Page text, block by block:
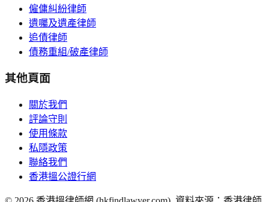
僱傭糾紛律師
遺囑及遺產律師
追債律師
債務重組/破產律師
其他頁面
關於我們
評論守則
使用條款
私隱政策
聯絡我們
香港搵公證行網